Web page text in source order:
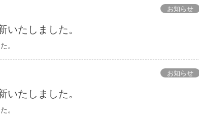
お知らせ
たしました。
。
お知らせ
たしました。
。